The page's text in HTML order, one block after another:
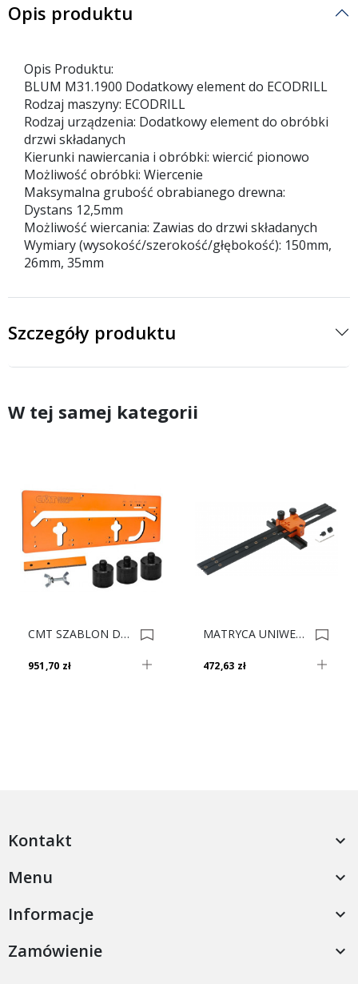
Opis produktu
Opis Produktu:
BLUM M31.1900 Dodatkowy element do ECODRILL
Rodzaj maszyny: ECODRILL
Rodzaj urządzenia: Dodatkowy element do obróbki
drzwi składanych
Kierunki nawiercania i obróbki: wiercić pionowo
Możliwość obróbki: Wiercenie
Maksymalna grubość obrabianego drewna:
Dystans 12,5mm
Możliwość wiercania: Zawias do drzwi składanych
Wymiary (wysokość/szerokość/głębokość): 150mm,
26mm, 35mm
Szczegóły produktu
W tej samej kategorii
CMT SZABLON DO ŁĄCZENIA B CMT650 0006387
951,70 zł
MATRYCA UNIWER TBX AVEN TIPON 65.1051.02 0005037
472,63 zł
Kontakt 
Menu 
Informacje 
Zamówienie 